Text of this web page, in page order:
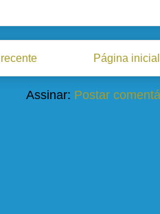
Página inicial
Assinar: Postar